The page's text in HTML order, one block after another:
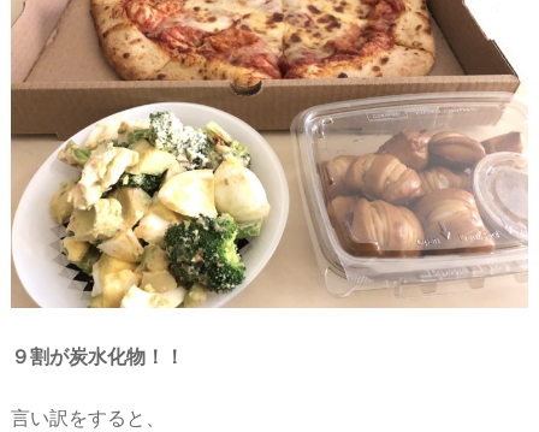
９割が炭水化物！！
言い訳をすると、